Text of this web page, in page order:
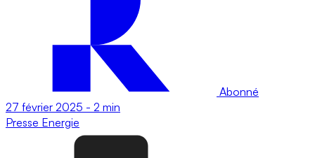
Abonné
27 février 2025 - 2 min
Presse Energie